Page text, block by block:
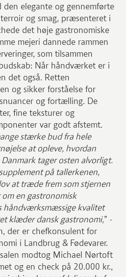
den elegante og gennemførte
og smag, præsenteret i
det høje gastronomiske
mejeri dannede rammen
som tilsammen
Når håndværket er i
det også. Retten
og sikker forståelse for
og fortælling. De
fine teksturer og
var godt afstemt.
stærke bud fra hele
at opleve, hvordan
tager osten alvorligt.
på tallerkenen,
at træde frem som stjernen
en gastronomisk
håndværksmæssige kvalitet
klæder dansk gastronomi,” -
der er chefkonsulent for
i Landbrug & Fødevarer.
modtog Michael Nørtoft
og en check på 20.000 kr.,